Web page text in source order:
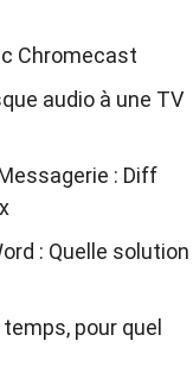
Chromecast
audio à une TV
: Diff
: Quelle solution
pour quel